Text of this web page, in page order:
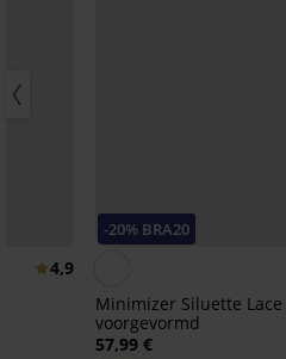
4,9
-20% BRA20
Minimizer Siluette
voorgevormd
57,99 €